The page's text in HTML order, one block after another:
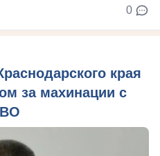
0
края
за махинации с